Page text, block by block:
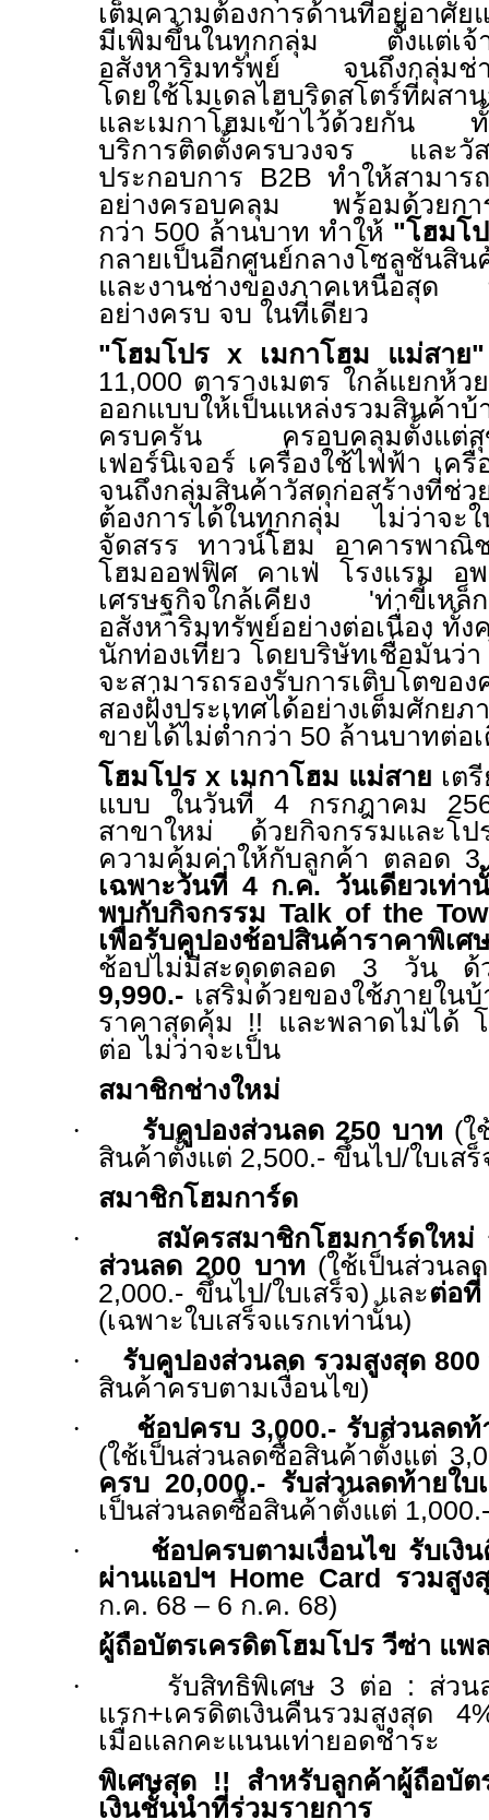
เต็มความต้องการด้านที่อยู่อาศัย
มีเพิ่มขึ้นในทุกกลุ่ม ตั้งแต่
อสังหาริมทรัพย์ จนถึงกลุ่มช่า
โดยใช้โมเดลไฮบริดสโตร์ที่ผสา
และเมกาโฮมเข้าไว้ด้วยกัน
บริการติดตั้งครบวงจร และวัส
ประกอบการ B2B ทำให้สามาร
อย่างครอบคลุม พร้อมด้วยกา
กว่า 500 ล้านบาท ทำให้ "โฮมโ
กลายเป็นอีกศูนย์กลางโซลูชันสิน
และงานช่างของภาคเหนือสุด
อย่างครบ จบ ในที่เดียว
"โฮมโปร x เมกาโฮม แม่สาย
11,000 ตารางเมตร ใกล้แยกห้ว
ออกแบบให้เป็นแหล่งรวมสินค้าบ้
ครบครัน ครอบคลุมตั้งแ
เฟอร์นิเจอร์ เครื่องใช้ไฟฟ้า เค
จนถึงกลุ่มสินค้าวัสดุก่อสร้างที่ช่
ต้องการได้ในทุกกลุ่ม ไม่ว่าจ
จัดสรร ทาวน์โฮม อาคารพาณิ
โฮมออฟฟิศ คาเฟ่ โรงแรม อ
เศรษฐกิจใกล้เคียง 'ท่าขี้เหล็ก
อสังหาริมทรัพย์อย่างต่อเนื่อง ทั้
นักท่องเที่ยว โดยบริษัทเชื่อมั่นว่
จะสามารถรองรับการเติบโตขอ
สองฝั่งประเทศได้อย่างเต็มศัก
ขายได้ไม่ต่ำกว่า 50 ล้านบาทต่อ
โฮมโปร x เมกาโฮม แม่สาย เต
แบบ ในวันที่ 4 กรกฎาคม
สาขาใหม่ ด้วยกิจกรรมและโ
ความคุ้มค่าให้กับลูกค้า ตลอด
เฉพาะวันที่ 4 ก.ค. วันเดียวเท่า
พบกับกิจกรรม Talk of the
เพื่อรับคูปองช้อปสินค้าราคาพิเ
ช้อปไม่มีสะดุดตลอด 3 วัน ด้
9,990.- เสริมด้วยของใช้ภายใน
ราคาสุดคุ้ม !! และพลาดไม่ได้
ต่อ ไม่ว่าจะเป็น
สมาชิกช่างใหม่
·
รับคูปองส่วนลด 250 บาท (ใ
สินค้าตั้งแต่ 2,500.- ขึ้นไป/ใบเสร็
สมาชิกโฮมการ์ด
·
สมัครสมาชิกโฮมการ์ดให
ส่วนลด 200 บาท (ใช้เป็นส่วนล
2,000.- ขึ้นไป/ใบเสร็จ) และต่อ
(เฉพาะใบเสร็จแรกเท่านั้น)
·
รับคูปองส่วนลด รวมสูงสุด 800
สินค้าครบตามเงื่อนไข)
·
ช้อปครบ 3,000.- รับส่วนลด
(ใช้เป็นส่วนลดซื้อสินค้าตั้งแต่
ครบ 20,000.- รับส่วนลดท้ายใ
เป็นส่วนลดซื้อสินค้าตั้งแต่
·
ช้อปครบตามเงื่อนไข รับเงิ
ผ่านแอปฯ Home Card รวมสูง
ก.ค. 68 – 6 ก.ค. 68)
ผู้ถือบัตรเครดิตโฮมโปร วีซ่า แพ
·
รับสิทธิพิเศษ 3 ต่อ : ส่ว
แรก+เครดิตเงินคืนรวมสูงสุด
เมื่อแลกคะแนนเท่ายอดชำระ
พิเศษสุด !! สำหรับลูกค้าผู้ถือบัต
เงินชั้นนำที่ร่วมรายการ